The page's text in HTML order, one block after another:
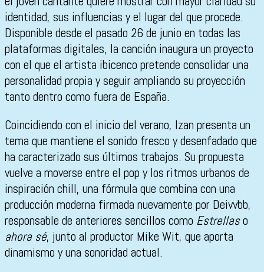
identidad, sus influencias y el lugar del que procede.
Disponible desde el pasado 26 de junio en todas las
plataformas digitales, la canción inaugura un proyecto
con el que el artista ibicenco pretende consolidar una
personalidad propia y seguir ampliando su proyección
tanto dentro como fuera de España.
Coincidiendo con el inicio del verano, Izan presenta un
tema que mantiene el sonido fresco y desenfadado que
ha caracterizado sus últimos trabajos. Su propuesta
vuelve a moverse entre el pop y los ritmos urbanos de
inspiración chill, una fórmula que combina con una
producción moderna firmada nuevamente por Deivvbb,
responsable de anteriores sencillos como Estrellaso
ahora sé, junto al productor Mike Wit, que aporta
dinamismo y una sonoridad actual.